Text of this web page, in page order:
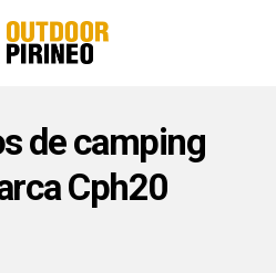
de camping
Cph20